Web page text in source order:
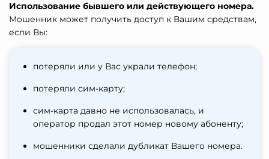
Использование бывшего или действующего номера.
Мошенник может получить доступ к Вашим средствам,
если Вы:
потеряли или у Вас украли телефон;
потеряли сим-карту;
сим-карта давно не использовалась, и
оператор продал этот номер новому абоненту;
мошенники сделали дубликат Вашего номера.